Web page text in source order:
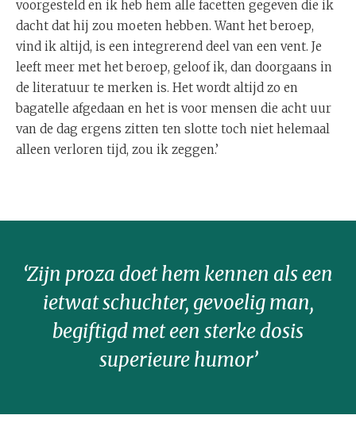
voorgesteld en ik heb hem alle facetten gegeven die ik
dacht dat hij zou moeten hebben. Want het beroep,
vind ik altijd, is een integrerend deel van een vent. Je
leeft meer met het beroep, geloof ik, dan doorgaans in
de literatuur te merken is. Het wordt altijd zo en
bagatelle afgedaan en het is voor mensen die acht uur
van de dag ergens zitten ten slotte toch niet helemaal
alleen verloren tijd, zou ik zeggen.’
‘Zijn proza doet hem kennen als een
ietwat schuchter, gevoelig man,
begiftigd met een sterke dosis
superieure humor’